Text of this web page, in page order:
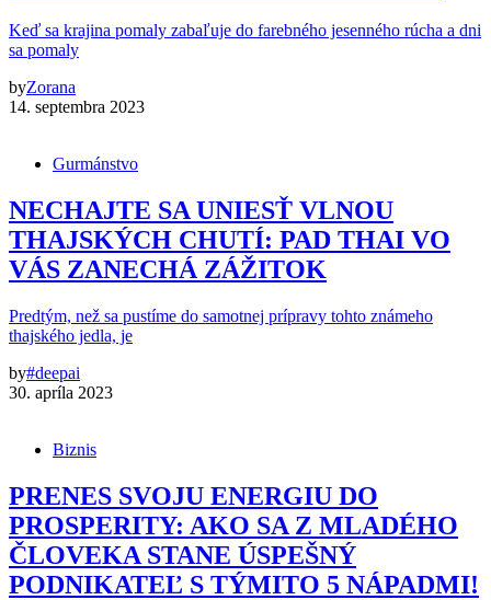
Keď sa krajina pomaly zabaľuje do farebného jesenného rúcha a dni
sa pomaly
byZorana
14. septembra 2023
Gurmánstvo
NECHAJTE SA UNIESŤ VLNOU
THAJSKÝCH CHUTÍ: PAD THAI VO
VÁS ZANECHÁ ZÁŽITOK
Predtým, než sa pustíme do samotnej prípravy tohto známeho
thajského jedla, je
by#deepai
30. apríla 2023
Biznis
PRENES SVOJU ENERGIU DO
PROSPERITY: AKO SA Z MLADÉHO
ČLOVEKA STANE ÚSPEŠNÝ
PODNIKATEĽ S TÝMITO 5 NÁPADMI!